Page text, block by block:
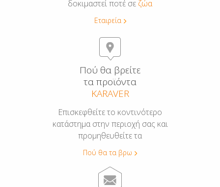
δοκιμαστεί ποτέ σε ζώα
Εταιρεία
Πού θα βρείτε
τα προϊόντα
KARAVER
Επισκεφθείτε το κοντινότερο
κατάστημα στην περιοχή σας και
προμηθευθείτε τα
Πού θα τα βρω